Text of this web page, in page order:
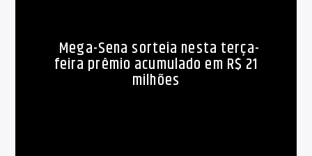
Mega-Sena sorteia nesta terça-
feira prêmio acumulado em R$ 21
milhões